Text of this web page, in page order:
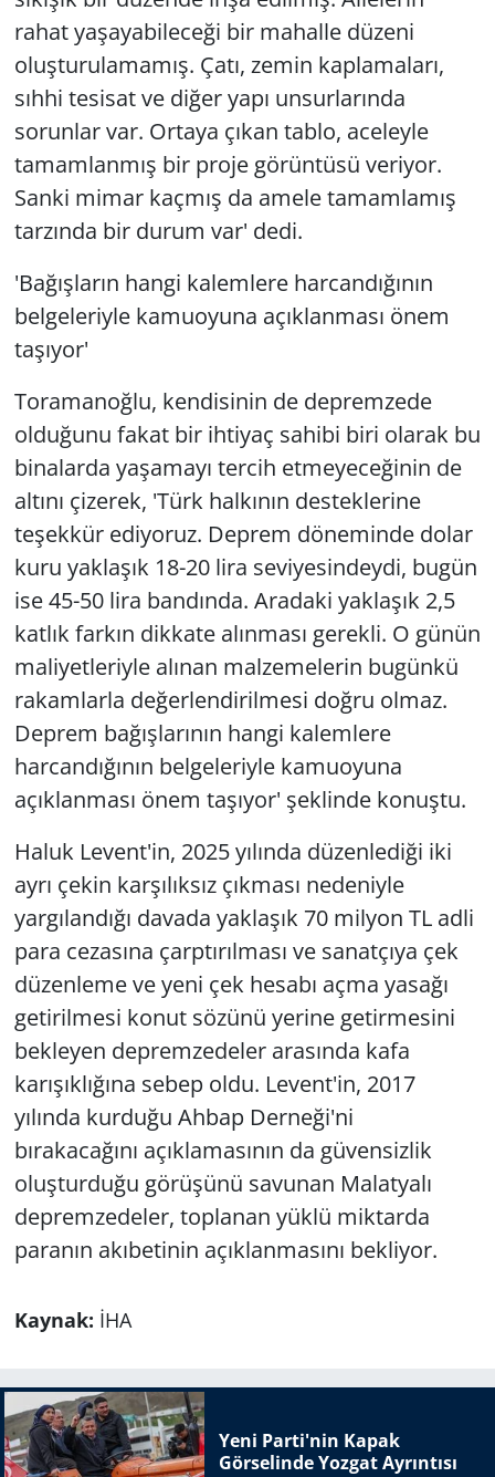
rahat yaşayabileceği bir mahalle düzeni
oluşturulamamış. Çatı, zemin kaplamaları,
sıhhi tesisat ve diğer yapı unsurlarında
sorunlar var. Ortaya çıkan tablo, aceleyle
tamamlanmış bir proje görüntüsü veriyor.
Sanki mimar kaçmış da amele tamamlamış
tarzında bir durum var' dedi.
'Bağışların hangi kalemlere harcandığının
belgeleriyle kamuoyuna açıklanması önem
taşıyor'
Toramanoğlu, kendisinin de depremzede
olduğunu fakat bir ihtiyaç sahibi biri olarak bu
binalarda yaşamayı tercih etmeyeceğinin de
altını çizerek, 'Türk halkının desteklerine
teşekkür ediyoruz. Deprem döneminde dolar
kuru yaklaşık 18-20 lira seviyesindeydi, bugün
ise 45-50 lira bandında. Aradaki yaklaşık 2,5
katlık farkın dikkate alınması gerekli. O günün
maliyetleriyle alınan malzemelerin bugünkü
rakamlarla değerlendirilmesi doğru olmaz.
Deprem bağışlarının hangi kalemlere
harcandığının belgeleriyle kamuoyuna
açıklanması önem taşıyor' şeklinde konuştu.
Haluk Levent'in, 2025 yılında düzenlediği iki
ayrı çekin karşılıksız çıkması nedeniyle
yargılandığı davada yaklaşık 70 milyon TL adli
para cezasına çarptırılması ve sanatçıya çek
düzenleme ve yeni çek hesabı açma yasağı
getirilmesi konut sözünü yerine getirmesini
bekleyen depremzedeler arasında kafa
karışıklığına sebep oldu. Levent'in, 2017
yılında kurduğu Ahbap Derneği'ni
bırakacağını açıklamasının da güvensizlik
oluşturduğu görüşünü savunan Malatyalı
depremzedeler, toplanan yüklü miktarda
paranın akıbetinin açıklanmasını bekliyor.
Kaynak: İHA
Yeni Parti'nin Kapak
Görselinde Yozgat Ayrıntısı